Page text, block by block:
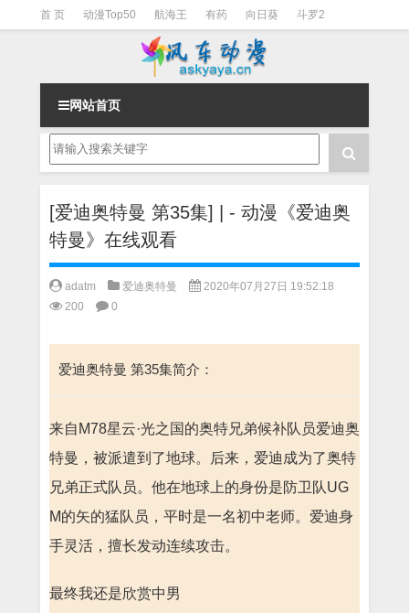
首 页 动漫Top50 航海王 有药 向日葵 斗罗2
一拳超人 柯南 阴阳师
网站首页
[爱迪奥特曼 第35集] | - 动漫《爱迪奥
特曼》在线观看
adatm 爱迪奥特曼
2020年07月27日 19:52:18
200
0
爱迪奥特曼 第35集简介：
来自M78星云·光之国的奥特兄弟候补队员爱迪奥
特曼，被派遣到了地球。后来，爱迪成为了奥特
兄弟正式队员。他在地球上的身份是防卫队UG
M的矢的猛队员，平时是一名初中老师。爱迪身
手灵活，擅长发动连续攻击。
最终我还是欣赏中男